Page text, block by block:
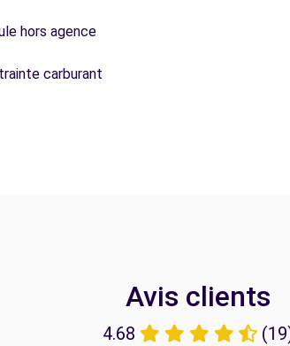
hors agence
carburant
Avis clients
4.68